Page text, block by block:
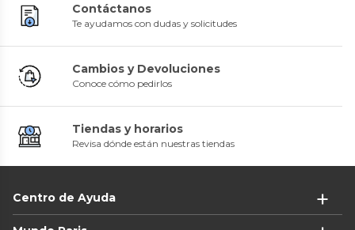
Contáctanos
Te ayudamos con dudas y solicitudes
Cambios y Devoluciones
Conoce cómo pedirlos
Tiendas y horarios
Revisa dónde están nuestras tiendas
Centro de Ayuda